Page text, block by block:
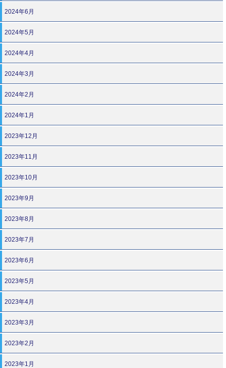
2024年6月
2024年5月
2024年4月
2024年3月
2024年2月
2024年1月
2023年12月
2023年11月
2023年10月
2023年9月
2023年8月
2023年7月
2023年6月
2023年5月
2023年4月
2023年3月
2023年2月
2023年1月